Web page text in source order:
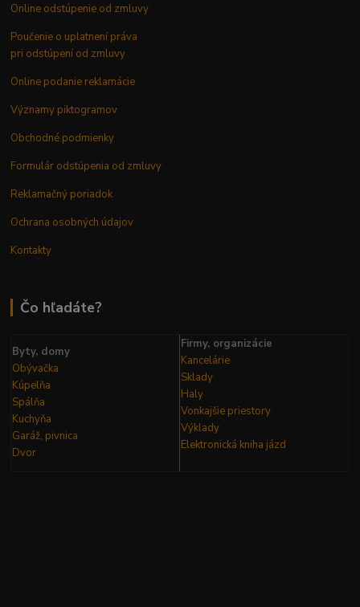
Online odstúpenie od zmluvy
Poučenie o uplatnení práva
pri odstúpení od zmluvy
Online podanie reklamácie
Významy piktogramov
Obchodné podmienky
Formulár odstúpenia od zmluvy
Reklamačný poriadok
Ochrana osobných údajov
Kontakty
Čo hľadáte?
Byty, domy
Obývačka
Kúpelňa
Spálňa
Kuchyňa
Garáž, pivnica
Dvor
Firmy, organizácie
Kancelárie
Sklady
Haly
Vonkajšie priestory
Výklady
Elektronická kniha jázd